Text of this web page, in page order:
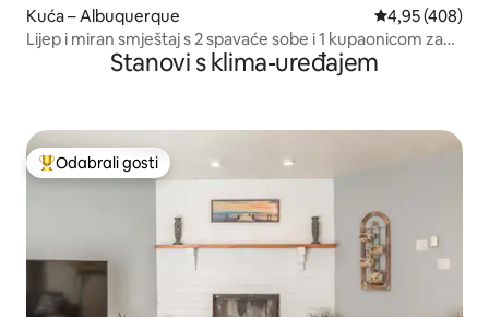
Kuća – Albuquerque Prosječna
4,95 (408)
Lijep i miran smještaj s 2 spavaće sobe i 1 kupaonicom za
Stanovi s klima-uređajem
Među najviše rangiranima s oznakom „Odabrali gosti”
Odabrali gosti